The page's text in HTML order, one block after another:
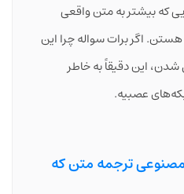
که بیشتر به متن واقعی
اگر برات سواله چرا این
این دقیقاً به خاطر
عصبیه.
ترجمه متن که